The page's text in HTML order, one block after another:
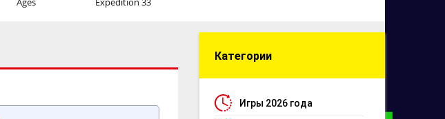
Категории
Игры 2026 года